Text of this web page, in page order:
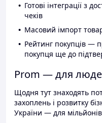
Готові інтеграції з
чеків
Масовий імпорт
Рейтинг покупців —
покупця ще до
Prom — для
Щодня тут знаходять
захоплень і розвитку
України — для